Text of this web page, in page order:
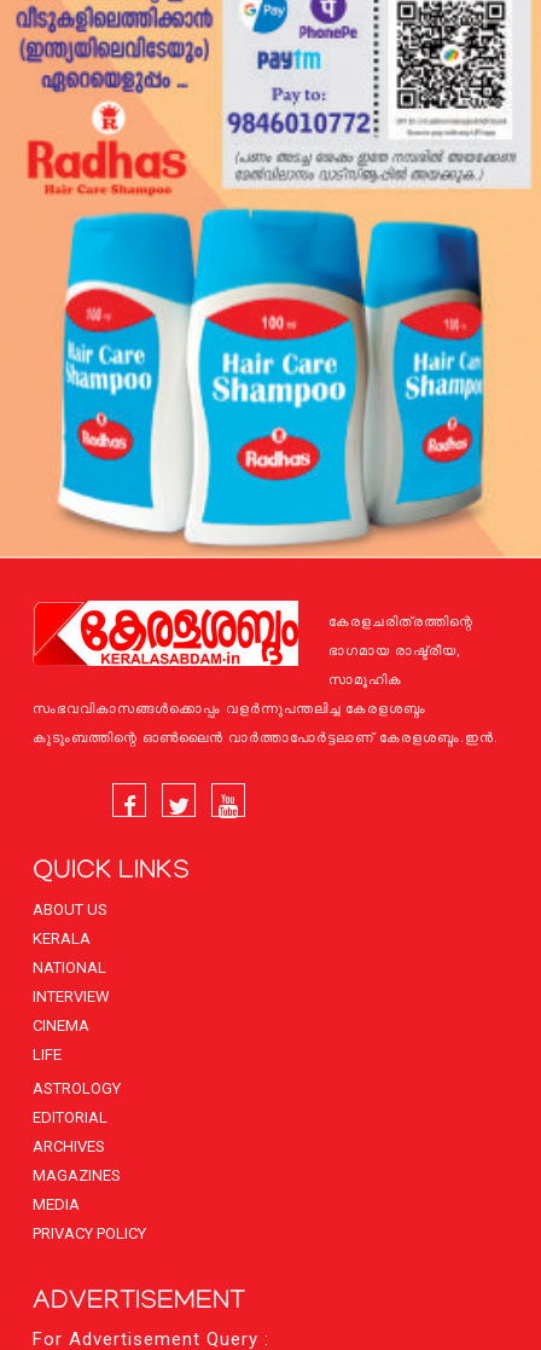
കേരളചരിത്രത്തിന്റെ
ഭാഗമായ രാഷ്ട്രീയ,
സാമൂഹിക
സംഭവവികാസങ്ങള്‍ക്കൊപ്പം വളര്‍ന്നുപന്തലിച്ച കേരളശബ്ദം
കുടുംബത്തിന്റെ ഓണ്‍ലൈന്‍ വാര്‍ത്താപോര്‍ട്ടലാണ് കേരളശബ്ദം.ഇന്‍.
QUICK LINKS
ABOUT US
KERALA
NATIONAL
INTERVIEW
CINEMA
LIFE
ASTROLOGY
EDITORIAL
ARCHIVES
MAGAZINES
MEDIA
PRIVACY POLICY
ADVERTISEMENT
For Advertisement Query :